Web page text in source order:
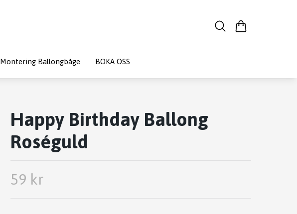
Montering Ballongbåge BOKA OSS
Happy Birthday Ballong
Roséguld
59 kr